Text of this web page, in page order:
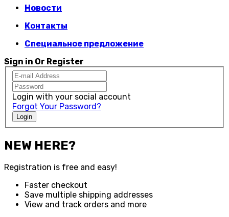
Новости
Контакты
Специальное предложение
Sign in Or Register
Login with your social account
Forgot Your Password?
Login
NEW HERE?
Registration is free and easy!
Faster checkout
Save multiple shipping addresses
View and track orders and more